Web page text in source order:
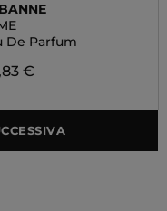
De Parfum
€